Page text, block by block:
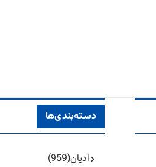
دسته‌بندی‌ها
ادیان(959)